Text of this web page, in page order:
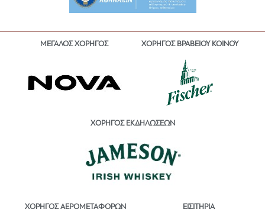
ΜΕΓΑΛΟΣ ΧΟΡΗΓΟΣ ΧΟΡΗΓΟΣ ΒΡΑΒΕΙΟΥ ΚΟΙΝΟΥ
ΧΟΡΗΓΟΣ ΕΚΔΗΛΩΣΕΩΝ
ΧΟΡΗΓΟΣ ΑΕΡΟΜΕΤΑΦΟΡΩΝ ΕΙΣΙΤΗΡΙΑ